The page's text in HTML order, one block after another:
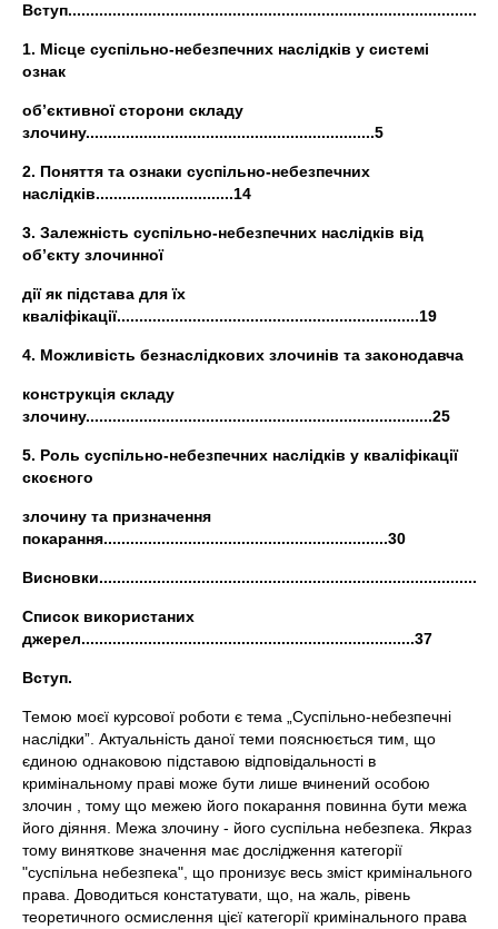
1. Місце суспільно-небезпечних наслідків у системі
ознак
об’єктивної сторони складу
злочину.................................................................5
2. Поняття та ознаки суспільно-небезпечних
наслідків...............................14
3. Залежність суспільно-небезпечних наслідків від
об’єкту злочинної
дії як підстава для їх
кваліфікації....................................................................19
4. Можливість безнаслідкових злочинів та законодавча
конструкція складу
злочину..............................................................................25
5. Роль суспільно-небезпечних наслідків у кваліфікації
скоєного
злочину та призначення
покарання................................................................30
Список використаних
джерел...........................................................................37
Вступ.
Темою моєї курсової роботи є тема „Суспільно-небезпечні
наслідки”. Актуальність даної теми пояснюється тим, що
єдиною однаковою підставою відповідальності в
кримінальному праві може бути лише вчинений особою
злочин , тому що межею його покарання повинна бути межа
його діяння. Межа злочину - його суспільна небезпека. Якраз
тому виняткове значення має дослідження категорії
"суспільна небезпека", що пронизує весь зміст кримінального
права. Доводиться констатувати, що, на жаль, рівень
теоретичного осмислення цієї категорії кримінального права